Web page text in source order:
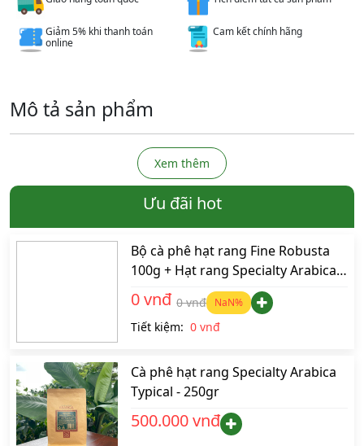
Giảm 5% khi thanh toán
online
Cam kết chính hãng
Mô tả sản phẩm
Xem thêm
Ưu đãi hot
Bộ cà phê hạt rang Fine Robusta
100g + Hạt rang Specialty Arabica
100g + Bột Blend 15Ara/85Ro 100g
0 vnđ 0 vnđ NaN%
Tiết kiệm: 0 vnđ
Cà phê hạt rang Specialty Arabica
Typical - 250gr
500.000 vnđ